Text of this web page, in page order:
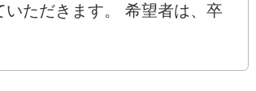
ただきます。 希望者は、卒